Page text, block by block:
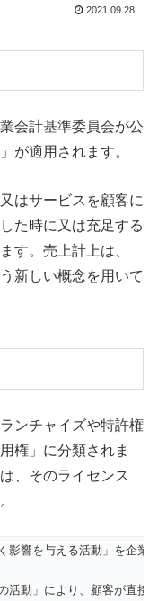
2021.09.28
会計基準委員会が公
が適用されます。
はサービスを顧客に
た時に又は充足する
す。売上計上は、
新しい概念を用いて
ンチャイズや特許権
権」に分類されま
、そのライセンス
響を与える活動」を企業
動」により、顧客が直接